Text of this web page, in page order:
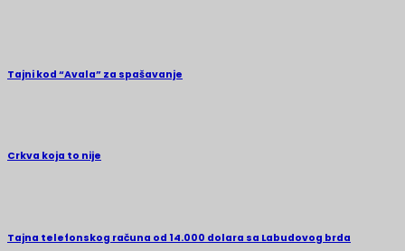
Tajni kod “Avala” za spašavanje
Crkva koja to nije
Tajna telefonskog računa od 14.000 dolara sa Labudovog brda